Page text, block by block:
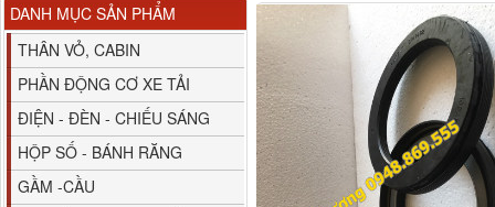
DANH MỤC SẢN PHẨM
THÂN VỎ, CABIN
PHẦN ĐỘNG CƠ XE TẢI
ĐIỆN - ĐÈN - CHIẾU SÁNG
HỘP SỐ - BÁNH RĂNG
GẦM -CẦU
Bình nước phụ
Chenglong hải âu...